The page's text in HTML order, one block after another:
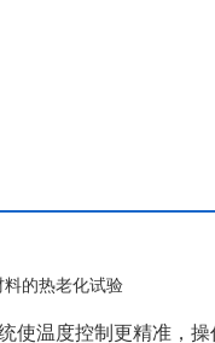
的热老化试验
温度控制更精准，操